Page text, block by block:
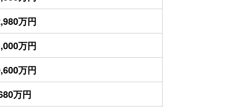
万円
万円
万円
万円